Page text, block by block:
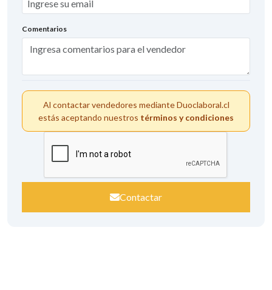
Comentarios
Al contactar vendedores mediante Duoclaboral.cl
estás aceptando nuestros términos y condiciones
Contactar